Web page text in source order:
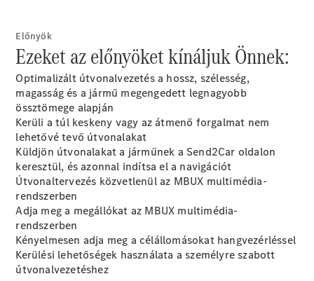
Összes
Sprinter
Sprinter
zárt
áruszállító
Sprinter
Tourer
Sprinter
szimplafülkés
alváz
Sprinter
Előnyök
Ezeket az előnyöket kínáljuk Önnek:
Optimalizált útvonalvezetés a hossz, szélesség,
magasság és a jármű megengedett legnagyobb
össztömege alapján
Kerüli a túl keskeny vagy az átmenő forgalmat nem
lehetővé tevő útvonalakat
Küldjön útvonalakat a járműnek a Send2Car oldalon
keresztül, és azonnal indítsa el a navigációt
Útvonaltervezés közvetlenül az MBUX multimédia-
rendszerben
Adja meg a megállókat az MBUX multimédia-
rendszerben
Kényelmesen adja meg a célállomásokat hangvezérléssel
Kerülési lehetőségek használata a személyre szabott
útvonalvezetéshez